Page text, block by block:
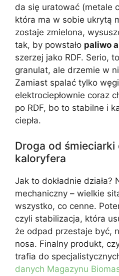
da się uratować (metale
która ma w sobie ukrytą
zostaje zmielona,
tak, by powstało paliwo
szerzej jako RDF. Serio,
granulat, ale drzemie w
Zamiast spalać tylko
elektrociepłownie coraz
po RDF, bo to stabilne i
ciepła.
Droga od śmieciarki
kaloryfera
Jak to dokładnie działa?
mechaniczny – wielkie
wszystko, co cenne.
czyli stabilizacja, która
że odpad przestaje być,
nosa. Finalny produkt,
trafia do
danych Magazynu